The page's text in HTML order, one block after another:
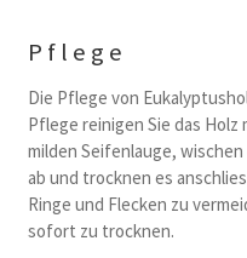
Pflege
Die Pflege von
Pflege reinigen Sie das
milden Seifenlauge,
ab und trocknen es
Ringe und Flecken zu
sofort zu trocknen.